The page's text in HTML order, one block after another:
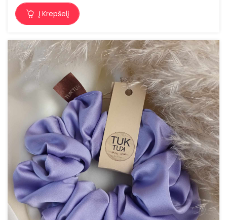
Į Krepšelį